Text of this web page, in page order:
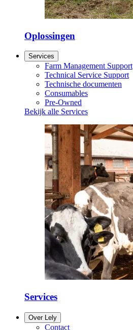
Oplossingen
Services
Farm Management Support
Technical Service Support
Technische documenten
Consumables
Pre-Owned
Bekijk alle Services
Services
Over Lely
Contact